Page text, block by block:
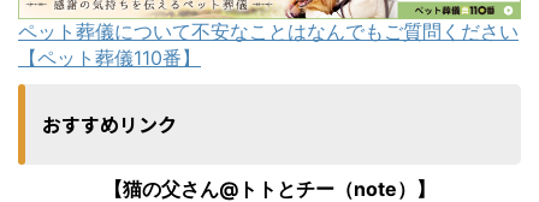
ペット葬儀について不安なことはなんでもご質問ください
【ペット葬儀110番】
おすすめリンク
【猫の父さん@トトとチー（note）】